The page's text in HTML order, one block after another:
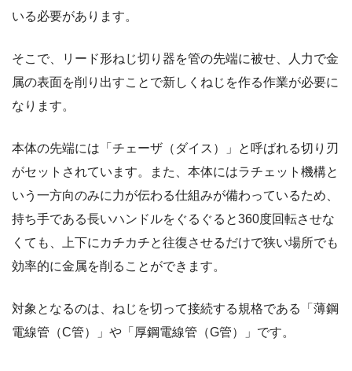
いる必要があります。
そこで、リード形ねじ切り器を管の先端に被せ、人力で金
属の表面を削り出すことで新しくねじを作る作業が必要に
なります。
本体の先端には「チェーザ（ダイス）」と呼ばれる切り刃
がセットされています。また、本体にはラチェット機構と
いう一方向のみに力が伝わる仕組みが備わっているため、
持ち手である長いハンドルをぐるぐると360度回転させな
くても、上下にカチカチと往復させるだけで狭い場所でも
効率的に金属を削ることができます。
対象となるのは、ねじを切って接続する規格である「薄鋼
電線管（C管）」や「厚鋼電線管（G管）」です。